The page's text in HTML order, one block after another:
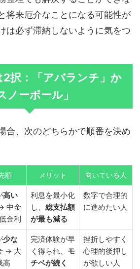
将来厄介なことになる可能性が
は必ず滞納しないように気をつ
2択：「アバランチ」か
ノーボール」
合、次のどちらかで順番を決め
順 メリット 向いている人
高い
中金
金利
利息を最小化
し、 総支払額
が最も減る
数字で合理的
に進めたい人
少な
→ 大
高
完済体験が早
く得られ、 モ
チベが続く
挫折しやすく
心理的後押し
が欲しい人